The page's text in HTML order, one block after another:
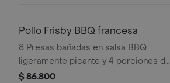
Pollo Frisby BBQ francesa
8 Presas bañadas en salsa BBQ
ligeramente picante y 4 porciones de
papas a la francesa mediana (60 g
$ 86.800